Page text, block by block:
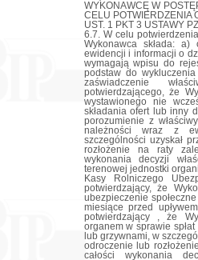
WYKONAWCĘ W
CELU POTWIERDZENIA
UST. 1 PKT 3 USTAWY
6.7. W celu
Wykonawca składa:
ewidencji i informacji o
wymagają wpisu do
podstaw do
zaświadczenie
potwierdzającego, że
wystawionego nie
składania ofert lub inny
porozumienie z
należności wraz z
szczególności uzyskał
rozłożenie na raty
wykonania decyzji
terenowej jednostki
Kasy Rolniczego
potwierdzający, że
ubezpieczenie
miesiące przed
potwierdzający , że
organem w sprawie
lub grzywnami, w
odroczenie lub
całości wykonania